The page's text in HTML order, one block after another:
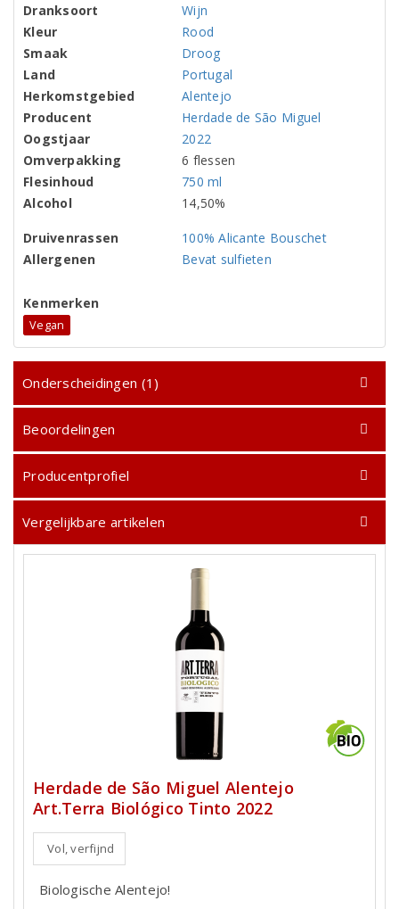
Dranksoort
Wijn
Kleur
Rood
Smaak
Droog
Land
Portugal
Herkomstgebied
Alentejo
Producent
Herdade de São Miguel
Oogstjaar
2022
Omverpakking
6 flessen
Flesinhoud
750 ml
Alcohol
14,50%
Druivenrassen
100% Alicante Bouschet
Allergenen
Bevat sulfieten
Kenmerken
Vegan
Onderscheidingen (1)
Beoordelingen
Producentprofiel
Vergelijkbare artikelen
Herdade de São Miguel Alentejo
Art.Terra Biológico Tinto 2022
Vol, verfijnd
Biologische Alentejo!